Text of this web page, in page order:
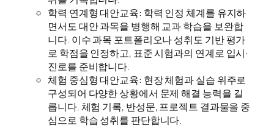
학력 연계형 대안교육: 학력 인정 체계를 유지하
면서도 대안 과목을 병행해 교과 학습을 보완합
니다. 이수 과목 포트폴리오나 성취도 기반 평가
로 학점을 인정하고, 표준 시험과의 연계로 입시·
진로를 준비합니다.
체험 중심형 대안교육: 현장 체험과 실습 위주로
구성되어 다양한 상황에서 문제 해결 능력을 길
릅니다. 체험 기록, 반성문, 프로젝트 결과물을 중
심으로 학습 성취를 판단합니다.